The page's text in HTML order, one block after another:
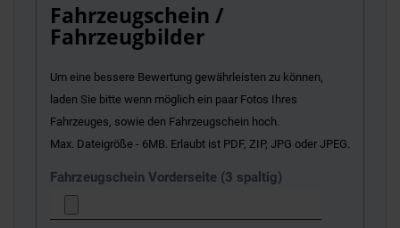
Fahrzeugschein /
Fahrzeugbilder
Um eine bessere Bewertung gewährleisten zu können,
laden Sie bitte wenn möglich ein paar Fotos Ihres
Fahrzeuges, sowie den Fahrzeugschein hoch.
Max. Dateigröße - 6MB. Erlaubt ist PDF, ZIP, JPG oder JPEG.
Fahrzeugschein Vorderseite (3 spaltig)